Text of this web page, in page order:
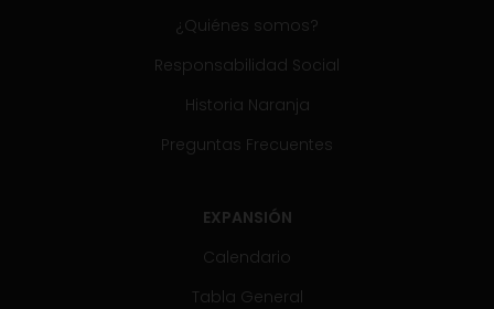
¿Quiénes somos?
Responsabilidad Social
Historia Naranja
Preguntas Frecuentes
EXPANSIÓN
Calendario
Tabla General